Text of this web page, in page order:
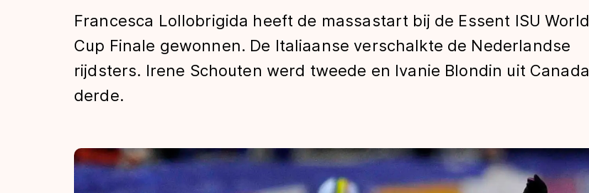
Tijden & historie
De weg op
Francesca Lollobrigida heeft de massastart bij de Essent ISU World
Cup Finale gewonnen. De Italiaanse verschalkte de Nederlandse
rijdsters. Irene Schouten werd tweede en Ivanie Blondin uit Canada
derde.